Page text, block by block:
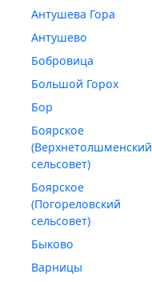
Антушева Гора
Антушево
Бобровица
Большой Горох
Бор
Боярское
(Верхнетолшменский
сельсовет)
Боярское
(Погореловский
сельсовет)
Быково
Варницы